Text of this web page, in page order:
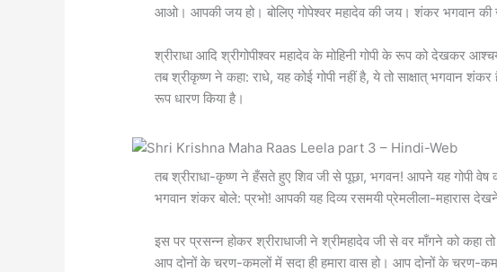
आओ। आपकी जय हो। बोलिए गोपेश्वर महादेव की जय। शंकर भगवान
श्रीराधा आदि श्रीगोपीश्वर महादेव के मोहिनी गोपी के रूप को देखकर
तब श्रीकृष्ण ने कहा: राधे, यह कोई गोपी नहीं है, ये तो साक्षात् भगवान
रूप धारण किया है।
तब श्रीराधा-कृष्ण ने हँसते हुए शिव जी से पूछा, भगवन! आपने यह गोपी वेष
भगवान शंकर बोले: प्रभो! आपकी यह दिव्य रसमयी प्रेमलीला-महारास
इस पर प्रसन्न होकर श्रीराधाजी ने श्रीमहादेव जी से वर माँगने को कहा
आप दोनों के चरण-कमलों में सदा ही हमारा वास हो। आप दोनों के चरण-